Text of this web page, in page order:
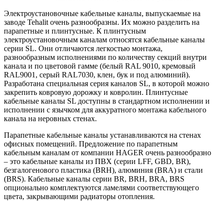
Электроустановочные кабельные каналы, выпускаемые на
заводе Tehalit очень разнообразны. Их можно разделить на
парапетные и плинтусные. К плинтусным
электроустановочным каналам относятся кабельные каналы
серии SL. Они отличаются легкостью монтажа,
разнообразным исполнениями по количеству секций внутри
канала и по цветовой гамме (белый RAL 9010, кремовый
RAL9001, серый RAL7030, клен, бук и под алюминий).
Разработана специальная серия каналов SL, в которой можно
закрепить ковровую дорожку и ковролин. Плинтусные
кабельные каналы SL доступны в стандартном исполнении и
исполнении с язычком для аккуратного монтажа кабельного
канала на неровных стенах.
Парапетные кабельные каналы устанавливаются на стенах
офисных помещений. Предложение по парапетным
кабельным каналам от компании HAGER очень разнообразно
– это кабельные каналы из ПВХ (серии LFF, GBD, BR),
безгалогенового пластика (BRH), алюминия (BRA) и стали
(BRS). Кабельные каналы серии BR, BRH, BRA, BRS
опционально комплектуются ламелями соответствующего
цвета, закрывающими радиаторы отопления.